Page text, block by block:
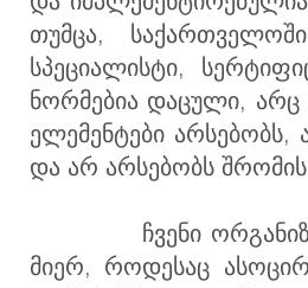
თუმცა,
სპეციალისტი,
ნორმებია დაცული, არც
ელემენტები
და არ არსებობს
ჩვენი
მიერ, როდესაც